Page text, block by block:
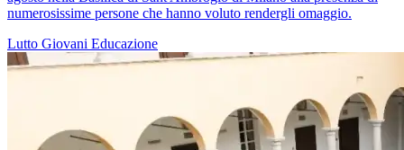
numerosissime persone che hanno voluto rendergli omaggio.
Lutto Giovani Educazione